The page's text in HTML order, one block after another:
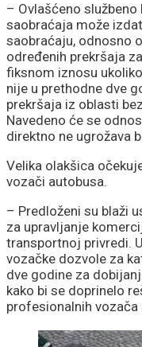
– Ovlašćeno
saobraćaja može
saobraćaju, odnosno
određenih prekršaja
fiksnom iznosu
nije u prethodne dve
prekršaja iz oblasti
Navedeno će se
direktno ne ugrožava
Velika olakšica
vozači autobusa.
– Predloženi su blaži
za upravljanje
transportnoj privredi.
vozačke dozvole za
dve godine za
kako bi se doprinelo
profesionalnih vozača